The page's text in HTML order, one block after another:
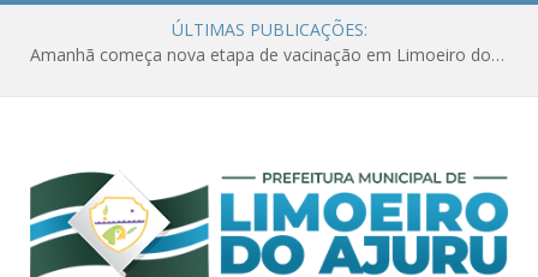
ÚLTIMAS PUBLICAÇÕES:
Ações de combate à Covid-19 na região ribeirinha de Limoeiro do Ajuru continuam